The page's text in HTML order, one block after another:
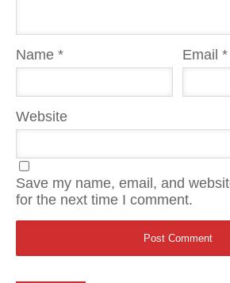
Name * Email*
Website
Save my name, email, and
for the next time I comment.